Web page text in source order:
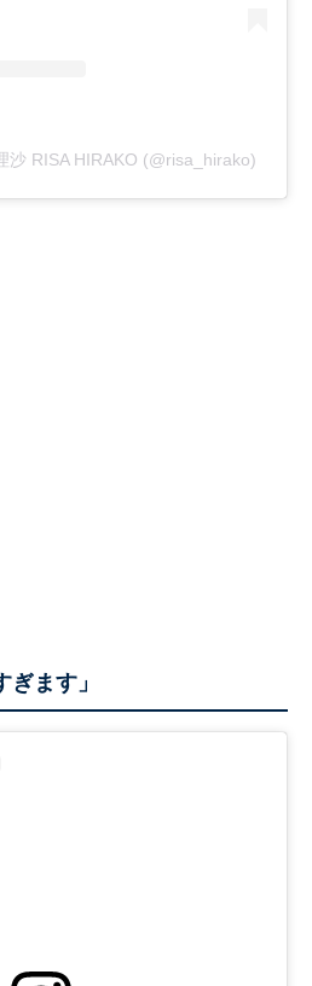
沙 RISA HIRAKO (@risa_hirako)
ぎます」